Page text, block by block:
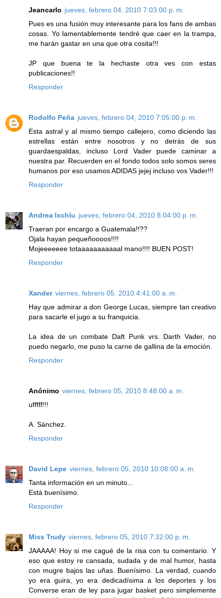
Jeancarlo jueves, febrero 04, 2010 7:03:00 p. m.
Pues es una fusión muy interesante para los fans de ambas
cosas. Yo lamentablemente tendré que caer en la trampa,
me harán gastar en una que otra cosita!!!
JP que buena te la hechaste otra ves con estas
publicaciones!!
Responder
Rodolfo Peña jueves, febrero 04, 2010 7:05:00 p. m.
Esta astral y al mismo tiempo callejero, como diciendo las
estrellas están entre nosotros y no detrás de sus
guardaespaldas, incluso Lord Vader puede caminar a
nuestra par. Recuerden en el fondo todos solo somos seres
humanos por eso usamos ADIDAS jejej incluso vos Vader!!!
Responder
Andrea Ixchíu jueves, febrero 04, 2010 8:04:00 p. m.
Traeran por encargo a Guatemala!!??
Ojala hayan pequeñoooos!!!!
Mojeeeeeee totaaaaaaaaaaal mano!!!! BUEN POST!
Responder
Xander viernes, febrero 05, 2010 4:41:00 a. m.
Hay que admirar a don George Lucas, siempre tan creativo
para sacarle el jugo a su franquicia.
La idea de un combate Daft Punk vrs. Darth Vader, no
puedo negarlo, me puso la carne de gallina de la emoción.
Responder
Anónimo viernes, febrero 05, 2010 8:48:00 a. m.
ufffff!!!
A. Sánchez.
Responder
David Lepe viernes, febrero 05, 2010 10:08:00 a. m.
Tanta información en un minuto...
Está buenísimo.
Responder
Miss Trudy viernes, febrero 05, 2010 7:32:00 p. m.
JAAAAA! Hoy si me cagué de la risa con tu comentario. Y
eso que estoy re cansada, sudada y de mal humor, hasta
con mugre bajos las uñas. Buenísimo. La verdad, cuando
yo era guira, yo era dedicadísima a los deportes y los
Converse eran de ley para jugar basket pero simplemente